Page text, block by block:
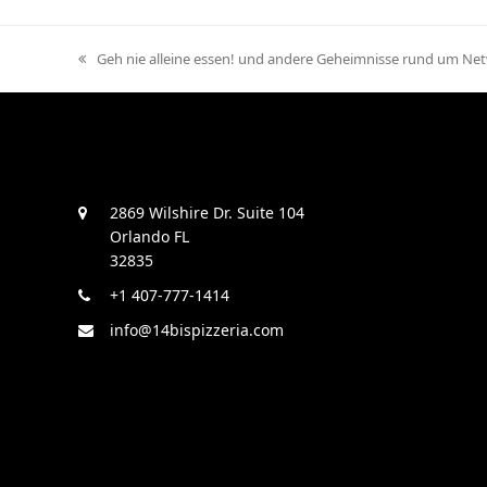
previous
Geh nie alleine essen! und andere Geheimnisse rund um
2869 Wilshire Dr. Suite 104
Orlando FL
32835
+1 407-777-1414
info@14bispizzeria.com